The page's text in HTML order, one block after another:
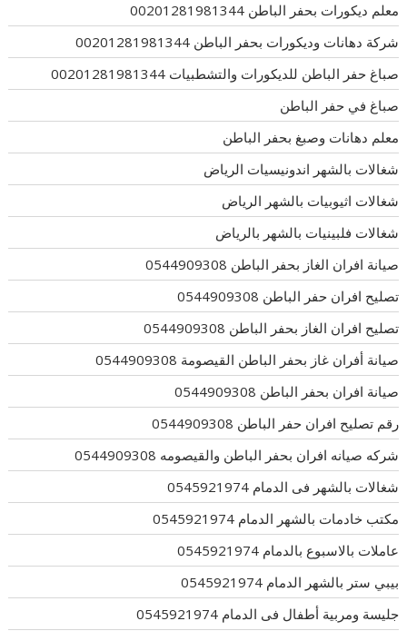
معلم ديكورات بحفر الباطن 00201281981344
شركة دهانات وديكورات بحفر الباطن 00201281981344
صباغ حفر الباطن للديكورات والتشطبيات 00201281981344
صباغ في حفر الباطن
معلم دهانات وصبغ بحفر الباطن
شغالات بالشهر اندونيسيات الرياض
شغالات اثيوبيات بالشهر الرياض
شغالات فلبينيات بالشهر بالرياض
صيانة افران الغاز بحفر الباطن 0544909308
تصليح افران حفر الباطن 0544909308
تصليح افران الغاز بحفر الباطن 0544909308
صيانة أفران غاز بحفر الباطن القيصومة 0544909308
صيانة افران بحفر الباطن 0544909308
رقم تصليح افران حفر الباطن 0544909308
شركه صيانه افران بحفر الباطن والقيصومه 0544909308
شغالات بالشهر فى الدمام 0545921974
مكتب خادمات بالشهر الدمام 0545921974
عاملات بالاسبوع بالدمام 0545921974
بيبي ستر بالشهر الدمام 0545921974
جليسة ومربية أطفال فى الدمام 0545921974